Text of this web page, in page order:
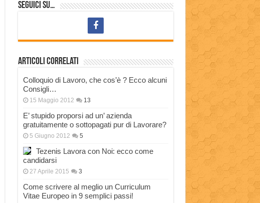
Seguici su…
Articoli correlati
Colloquio di Lavoro, che cos’è ? Ecco alcuni
Consigli…
15 Maggio 2012 13
E’ stupido proporsi ad un’ azienda
gratuitamente o sottopagati pur di Lavorare?
5 Giugno 2012 5
Tezenis Lavora con Noi: ecco come
candidarsi
27 Aprile 2015 3
Come scrivere al meglio un Curriculum
Vitae Europeo in 9 semplici passi!